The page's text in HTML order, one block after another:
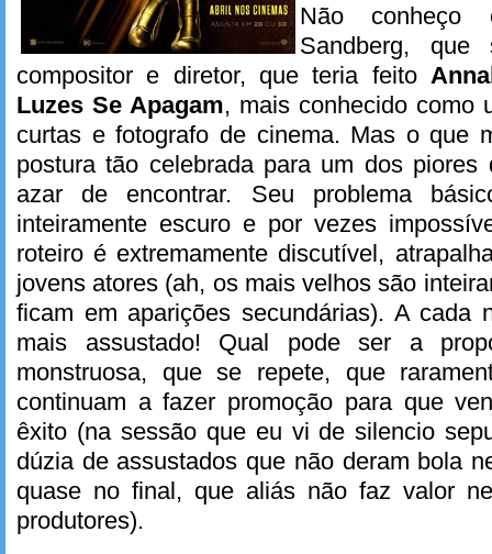
Não
Sandberg, que
compositor e diretor, que teria feito
Luzes Se Apagam, mais conhecido como
curtas e fotografo de cinema. Mas o que
postura tão celebrada para um dos
azar de encontrar. Seu problema
inteiramente escuro e por vezes
roteiro é extremamente discutível,
jovens atores (ah, os mais velhos são
ficam em aparições secundárias). A cada
mais assustado! Qual pode ser a
monstruosa, que se repete, que
continuam a fazer promoção para que
êxito (na sessão que eu vi de silencio
dúzia de assustados que não deram bola
quase no final, que aliás não faz valor
produtores).